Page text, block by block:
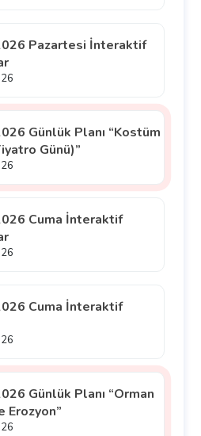
Pazartesi İnteraktif
Günlük Planı “Kostüm
Günü)”
Cuma İnteraktif
Cuma İnteraktif
Günlük Planı “Orman
Erozyon”